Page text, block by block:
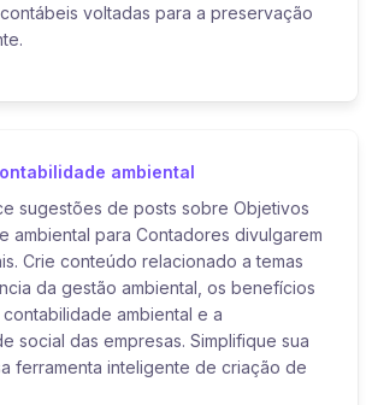
voltadas para a preservação
ambiental
sugestões de posts sobre Objetivos
ambiental para Contadores divulgarem
Crie conteúdo relacionado a temas
da gestão ambiental, os benefícios
ambiental e a
social das empresas. Simplifique sua
ferramenta inteligente de criação de